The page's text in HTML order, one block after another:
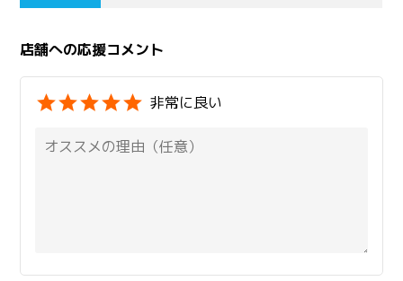
店舗への応援コメント
非常に良い